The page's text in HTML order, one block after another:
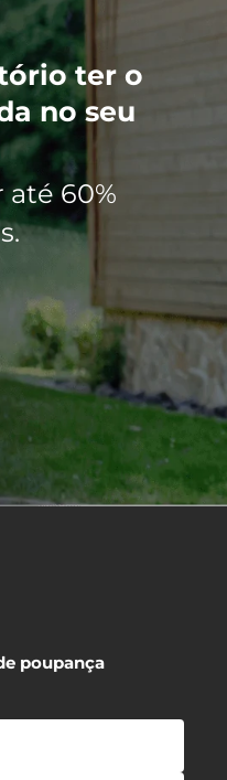
ter o
no seu
até 60%
poupança